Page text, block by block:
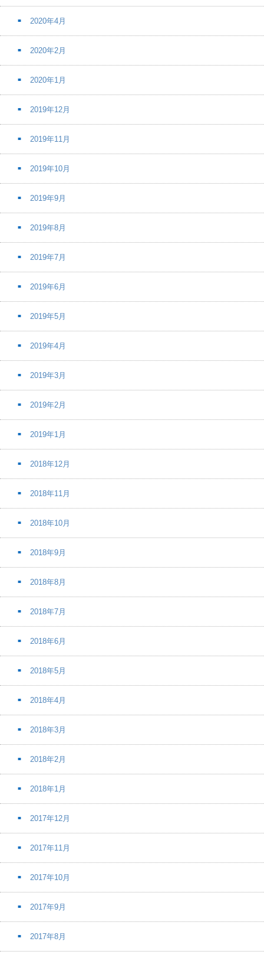
2020年4月
2020年2月
2020年1月
2019年12月
2019年11月
2019年10月
2019年9月
2019年8月
2019年7月
2019年6月
2019年5月
2019年4月
2019年3月
2019年2月
2019年1月
2018年12月
2018年11月
2018年10月
2018年9月
2018年8月
2018年7月
2018年6月
2018年5月
2018年4月
2018年3月
2018年2月
2018年1月
2017年12月
2017年11月
2017年10月
2017年9月
2017年8月